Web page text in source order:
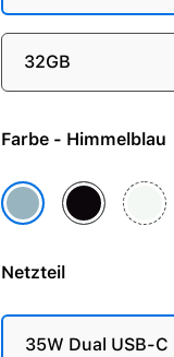
32GB
Farbe - Himmelblau
HimmelblauMitternacht
Netzteil
35W Dual USB-